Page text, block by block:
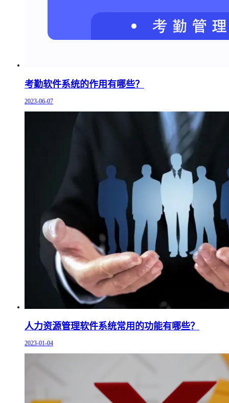
考勤软件系统的作用有哪些？
2023-06-07
人力资源管理软件系统常用的功能有哪些？
2023-01-04